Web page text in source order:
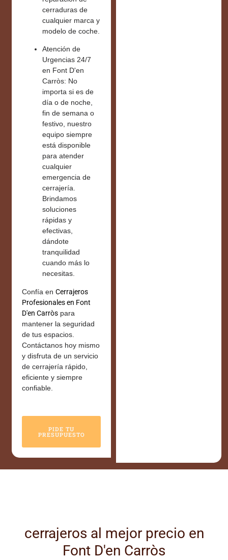
cerraduras de
cualquier marca y
modelo de coche.
Atención de
Urgencias 24/7
en Font D'en
Carròs: No
importa si es de
día o de noche,
fin de semana o
festivo, nuestro
equipo siempre
está disponible
para atender
cualquier
emergencia de
cerrajería.
Brindamos
soluciones
rápidas y
efectivas,
dándote
tranquilidad
cuando más lo
necesitas.
Confía enCerrajeros
Profesionales en Font
D'en Carròs para
mantener la seguridad
de tus espacios.
Contáctanos hoy mismo
y disfruta de un servicio
de cerrajería rápido,
eficiente y siempre
confiable.
PIDE TU
PRESUPUESTO
cerrajeros al mejor precio en
Font D'en Carròs